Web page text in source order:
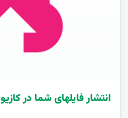
انتشار فایلهای شما در کازیو